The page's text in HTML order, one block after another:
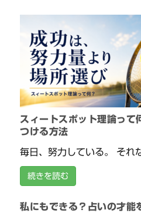
スィートスポット理論って
つける方法
毎日、努力している。 それ
続きを読む
私にもできる？占いの才能